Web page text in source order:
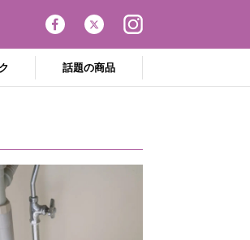
話題の商品